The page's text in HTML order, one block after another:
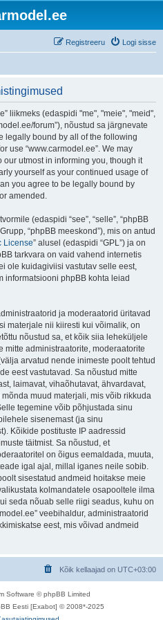
Logi sisse
Registreeru
liikmeks (edaspidi "me", "meie", "meid",
forum”), nõustud sa järgnevate
legally bound by all of the following
use “www.carmodel.ee”. We may
our utmost in informing you, though it
yourself as your continued usage of
you agree to be legally bound by
amended.
(edaspidi “see”, “selle”, “phpBB
“phpBB meeskond”), mis on antud
License” alusel (edaspidi “GPL”) ja on
tarkvara on vaid vahend internetis
ole kuidagiviisi vastutav selle eest,
informatsiooni phpBB kohta leiad
ja moderaatorid üritavad
materjale nii kiiresti kui võimalik, on
nõustud sa, et kõik siia leheküljele
mitte administraatorite, moderaatorite
arvatud nende inimeste poolt tehtud
eest vastutavad. Sa nõustud mitte
laimavat, vihaõhutavat, ähvardavat,
muud materjali, mis võib rikkuda
tegemine võib põhjustada sinu
sisenemast (ja sinu
Kõikide postituste IP aadressid
täitmist. Sa nõustud, et
on õigus eemaldada, muuta,
igal ajal, millal iganes neile sobib.
sisestatud andmeid hoitakse meie
kolmandatele osapooltele ilma
seda nõuab selle riigi seadus, kuhu on
veebihaldur, administraatorid
eest, mis võivad andmeid
Kõik kellaajad on UTC+03:00
Software © phpBB Limited
Eesti [Exabot] © 2008*-2025